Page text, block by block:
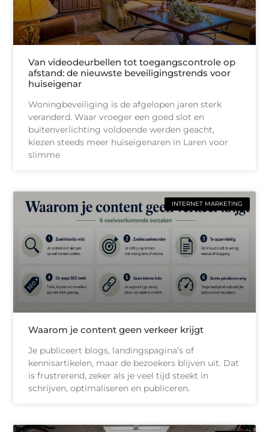
Van videodeurbellen tot toegangscontrole op
afstand: de nieuwste beveiligingstrends voor
huiseigenar
Woningbeveiliging is de afgelopen jaren sterk
veranderd. Waar vroeger een goed slot en
buitenverlichting voldoende werden geacht,
kiezen steeds meer huiseigenaren in Laren voor
slimme
INTERNET MARKETING
Waarom je content geen verkeer krijgt
Je publiceert blogs, landingspagina’s of
kennisartikelen, maar de bezoekers blijven uit. Dat
is frustrerend, zeker als je veel tijd steekt in
schrijven, optimaliseren en publiceren.